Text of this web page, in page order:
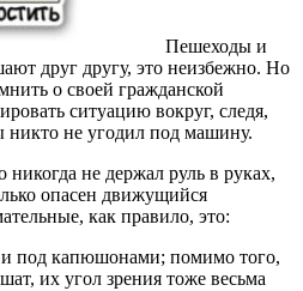
Пешеходы и
друг другу, это неизбежно. Но
о своей гражданской
ситуацию вокруг, следя,
никто не угодил под машину.
не держал руль в руках,
опасен движущийся
как правило, это:
под капюшонами; помимо того,
их угол зрения тоже весьма